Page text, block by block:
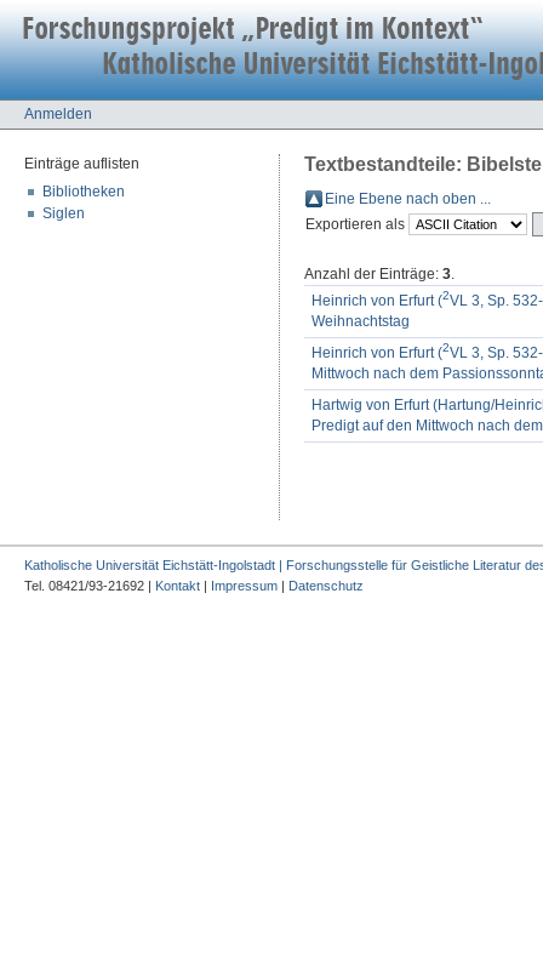
Anmelden
Einträge auflisten
Bibliotheken
Siglen
Textbestandteile:
Eine Ebene nach oben ...
Exportieren als
Anzahl der Einträge: 3.
Heinrich von Erfurt (2VL 3, Sp.
Weihnachtstag
Heinrich von Erfurt (2VL 3, Sp.
Mittwoch nach dem
Hartwig von Erfurt (Hartung/
Predigt auf den Mittwoch nach
Katholische Universität Eichstätt-Ingolstadt | Forschungsstelle für Geistliche Literatur
Tel. 08421/93-21692 | Kontakt | Impressum | Datenschutz